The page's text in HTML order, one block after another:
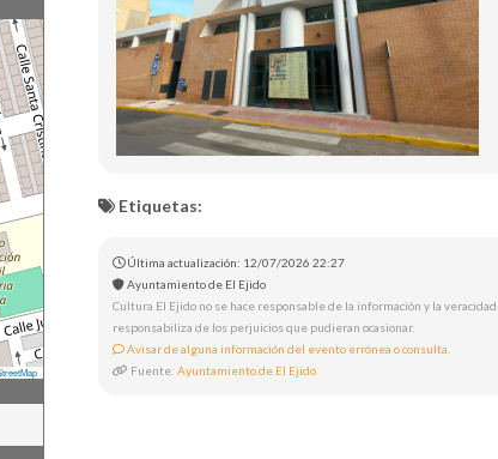
Etiquetas:
Última actualización: 12/07/2026 22:27
Ayuntamiento de El Ejido
Cultura El Ejido no se hace responsable de la información y la
responsabiliza de los perjuicios que pudieran ocasionar.
Avisar de alguna información del evento errónea o consulta.
Fuente:Ayuntamiento de El Ejido